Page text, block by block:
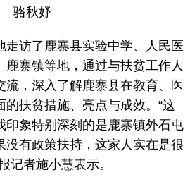
骆秋妤
访了鹿寨县实验中学、人民医
鹿寨镇等地，通过与扶贫工作人
流，深入了解鹿寨县在教育、医
扶贫措施、亮点与成效。“这
印象特别深刻的是鹿寨镇外石屯
没有政策扶持，这家人实在是很
记者施小慧表示。